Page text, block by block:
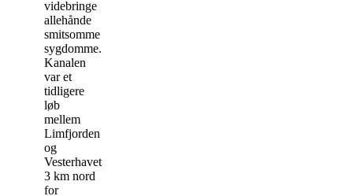
videbringe
allehånde
smitsomme
sygdomme.
Kanalen
var et
tidligere
løb
mellem
Limfjorden
og
Vesterhavet
3 km nord
for